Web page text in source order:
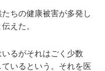
たちの健康被害が多発し
えた。
るがそれはごく少数
いるという。それを医